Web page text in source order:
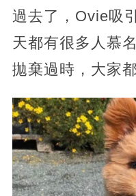
過去了，Ovie吸
天都有很多人慕
拋棄過時，大家